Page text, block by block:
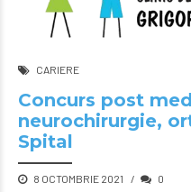
CARIERE
Concurs post
neurochirurgie,
Spital
8 OCTOMBRIE 2021 0